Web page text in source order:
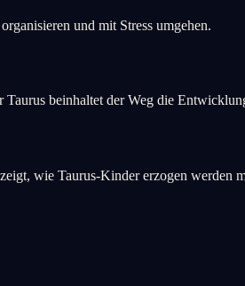
und mit Stress umgehen.
beinhaltet der Weg die
wie Taurus-Kinder erzogen werden